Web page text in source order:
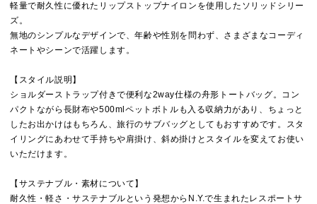
軽量で耐久性に優れたリップストップナイロンを使用したソリッドシリー
ズ。
無地のシンプルなデザインで、年齢や性別を問わず、さまざまなコーディ
ネートやシーンで活躍します。
【スタイル説明】
ショルダーストラップ付きで便利な2way仕様の舟形トートバッグ。コン
パクトながら長財布や500mlペットボトルも入る収納力があり、ちょっと
したお出かけはもちろん、旅行のサブバッグとしてもおすすめです。スタ
イリングにあわせて手持ちや肩掛け、斜め掛けとスタイルを変えてお使い
いただけます。
【サステナブル・素材について】
耐久性・軽さ・サステナブルという発想からN.Y.で生まれたレスポートサ